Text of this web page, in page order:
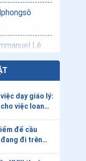
Lê
KIm
Matta
dạy giáo lý:
việc loan
để cầu
đang đi trên